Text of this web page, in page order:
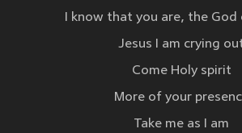
I know that you are, the
Jesus I am crying
Come Holy spirit
More of your
Take me as I am